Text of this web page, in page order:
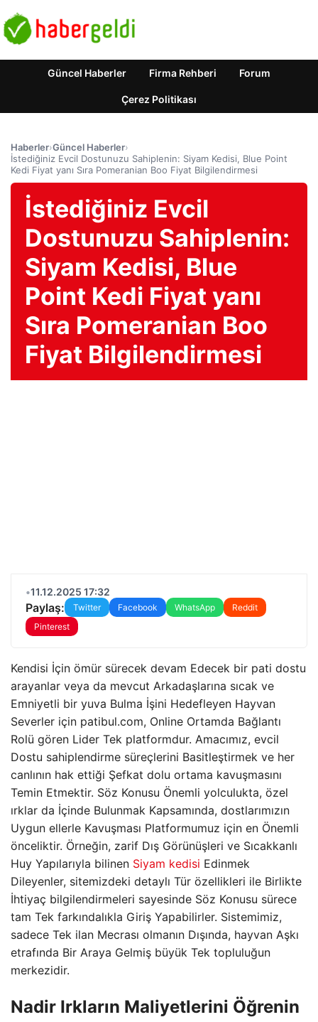
Güncel Haberler Firma Rehberi Forum
Çerez Politikası
Haberler›Güncel Haberler›
İstediğiniz Evcil Dostunuzu Sahiplenin: Siyam Kedisi, Blue Point
Kedi Fiyat yanı Sıra Pomeranian Boo Fiyat Bilgilendirmesi
İstediğiniz Evcil
Dostunuzu Sahiplenin:
Siyam Kedisi, Blue
Point Kedi Fiyat yanı
Sıra Pomeranian Boo
Fiyat Bilgilendirmesi
•11.12.2025 17:32
Paylaş: Twitter Facebook WhatsApp
Reddit
Pinterest
Kendisi İçin ömür sürecek devam Edecek bir pati dostu
arayanlar veya da mevcut Arkadaşlarına sıcak ve
Emniyetli bir yuva Bulma İşini Hedefleyen Hayvan
Severler için patibul.com, Online Ortamda Bağlantı
Rolü gören Lider Tek platformdur. Amacımız, evcil
Dostu sahiplendirme süreçlerini Basitleştirmek ve her
canlının hak ettiği Şefkat dolu ortama kavuşmasını
Temin Etmektir. Söz Konusu Önemli yolculukta, özel
ırklar da İçinde Bulunmak Kapsamında, dostlarımızın
Uygun ellerle Kavuşması Platformumuz için en Önemli
önceliktir. Örneğin, zarif Dış Görünüşleri ve Sıcakkanlı
Huy Yapılarıyla bilinen Siyam kedisi Edinmek
Dileyenler, sitemizdeki detaylı Tür özellikleri ile Birlikte
İhtiyaç bilgilendirmeleri sayesinde Söz Konusu sürece
tam Tek farkındalıkla Giriş Yapabilirler. Sistemimiz,
sadece Tek ilan Mecrası olmanın Dışında, hayvan Aşkı
etrafında Bir Araya Gelmiş büyük Tek topluluğun
merkezidir.
Nadir Irkların Maliyetlerini Öğrenin